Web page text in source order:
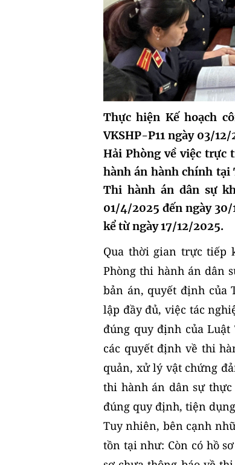
Thực hiện Kế hoạch
VKSHP-P11 ngày 03/
Hải Phòng về việc trực
hành án hành chính tại
Thi hành án dân sự
01/4/2025 đến ngày
kể từ ngày 17/12/2025.
Qua thời gian trực tiếp
Phòng thi hành án dân
bản án, quyết định của
lập đầy đủ, việc tác
đúng quy định của
các quyết định về thi
quản, xử lý vật chứng
thi hành án dân sự
đúng quy định, tiện
Tuy nhiên, bên cạnh
tồn tại như: Còn có hồ